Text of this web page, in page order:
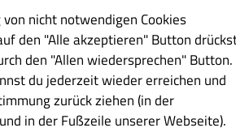
€ 14.90
Sahne, mit Mandeln und kokosnus
nicht notwendigen Cookies
den "Alle akzeptieren" Button
den "Allen wiedersprechen" Button.
du jederzeit wieder erreichen und
zurück ziehen (in der
in der Fußzeile unserer Webseite).